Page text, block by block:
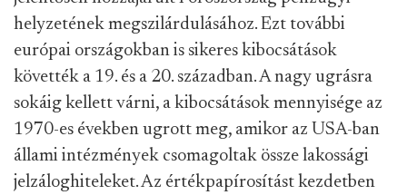
helyzetének megszilárdulásához. Ezt további
európai országokban is sikeres kibocsátások
követték a 19. és a 20. században. A nagy ugrásra
sokáig kellett várni, a kibocsátások mennyisége az
1970-es években ugrott meg, amikor az USA-ban
állami intézmények csomagoltak össze lakossági
jelzáloghiteleket. Az értékpapírosítást kezdetben